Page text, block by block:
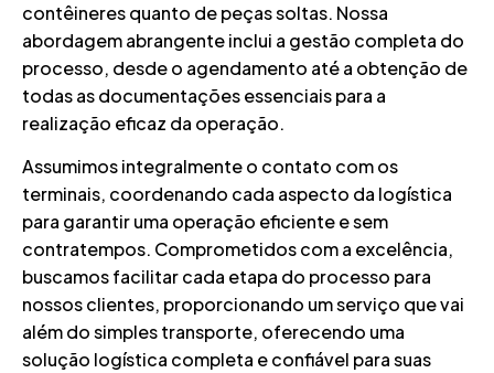
contêineres quanto de peças soltas. Nossa
abordagem abrangente inclui a gestão completa do
processo, desde o agendamento até a obtenção de
todas as documentações essenciais para a
realização eficaz da operação.
Assumimos integralmente o contato com os
terminais, coordenando cada aspecto da logística
para garantir uma operação eficiente e sem
contratempos. Comprometidos com a excelência,
buscamos facilitar cada etapa do processo para
nossos clientes, proporcionando um serviço que vai
além do simples transporte, oferecendo uma
solução logística completa e confiável para suas